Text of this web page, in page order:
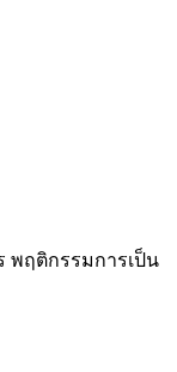
พฤติกรรมการเป็น